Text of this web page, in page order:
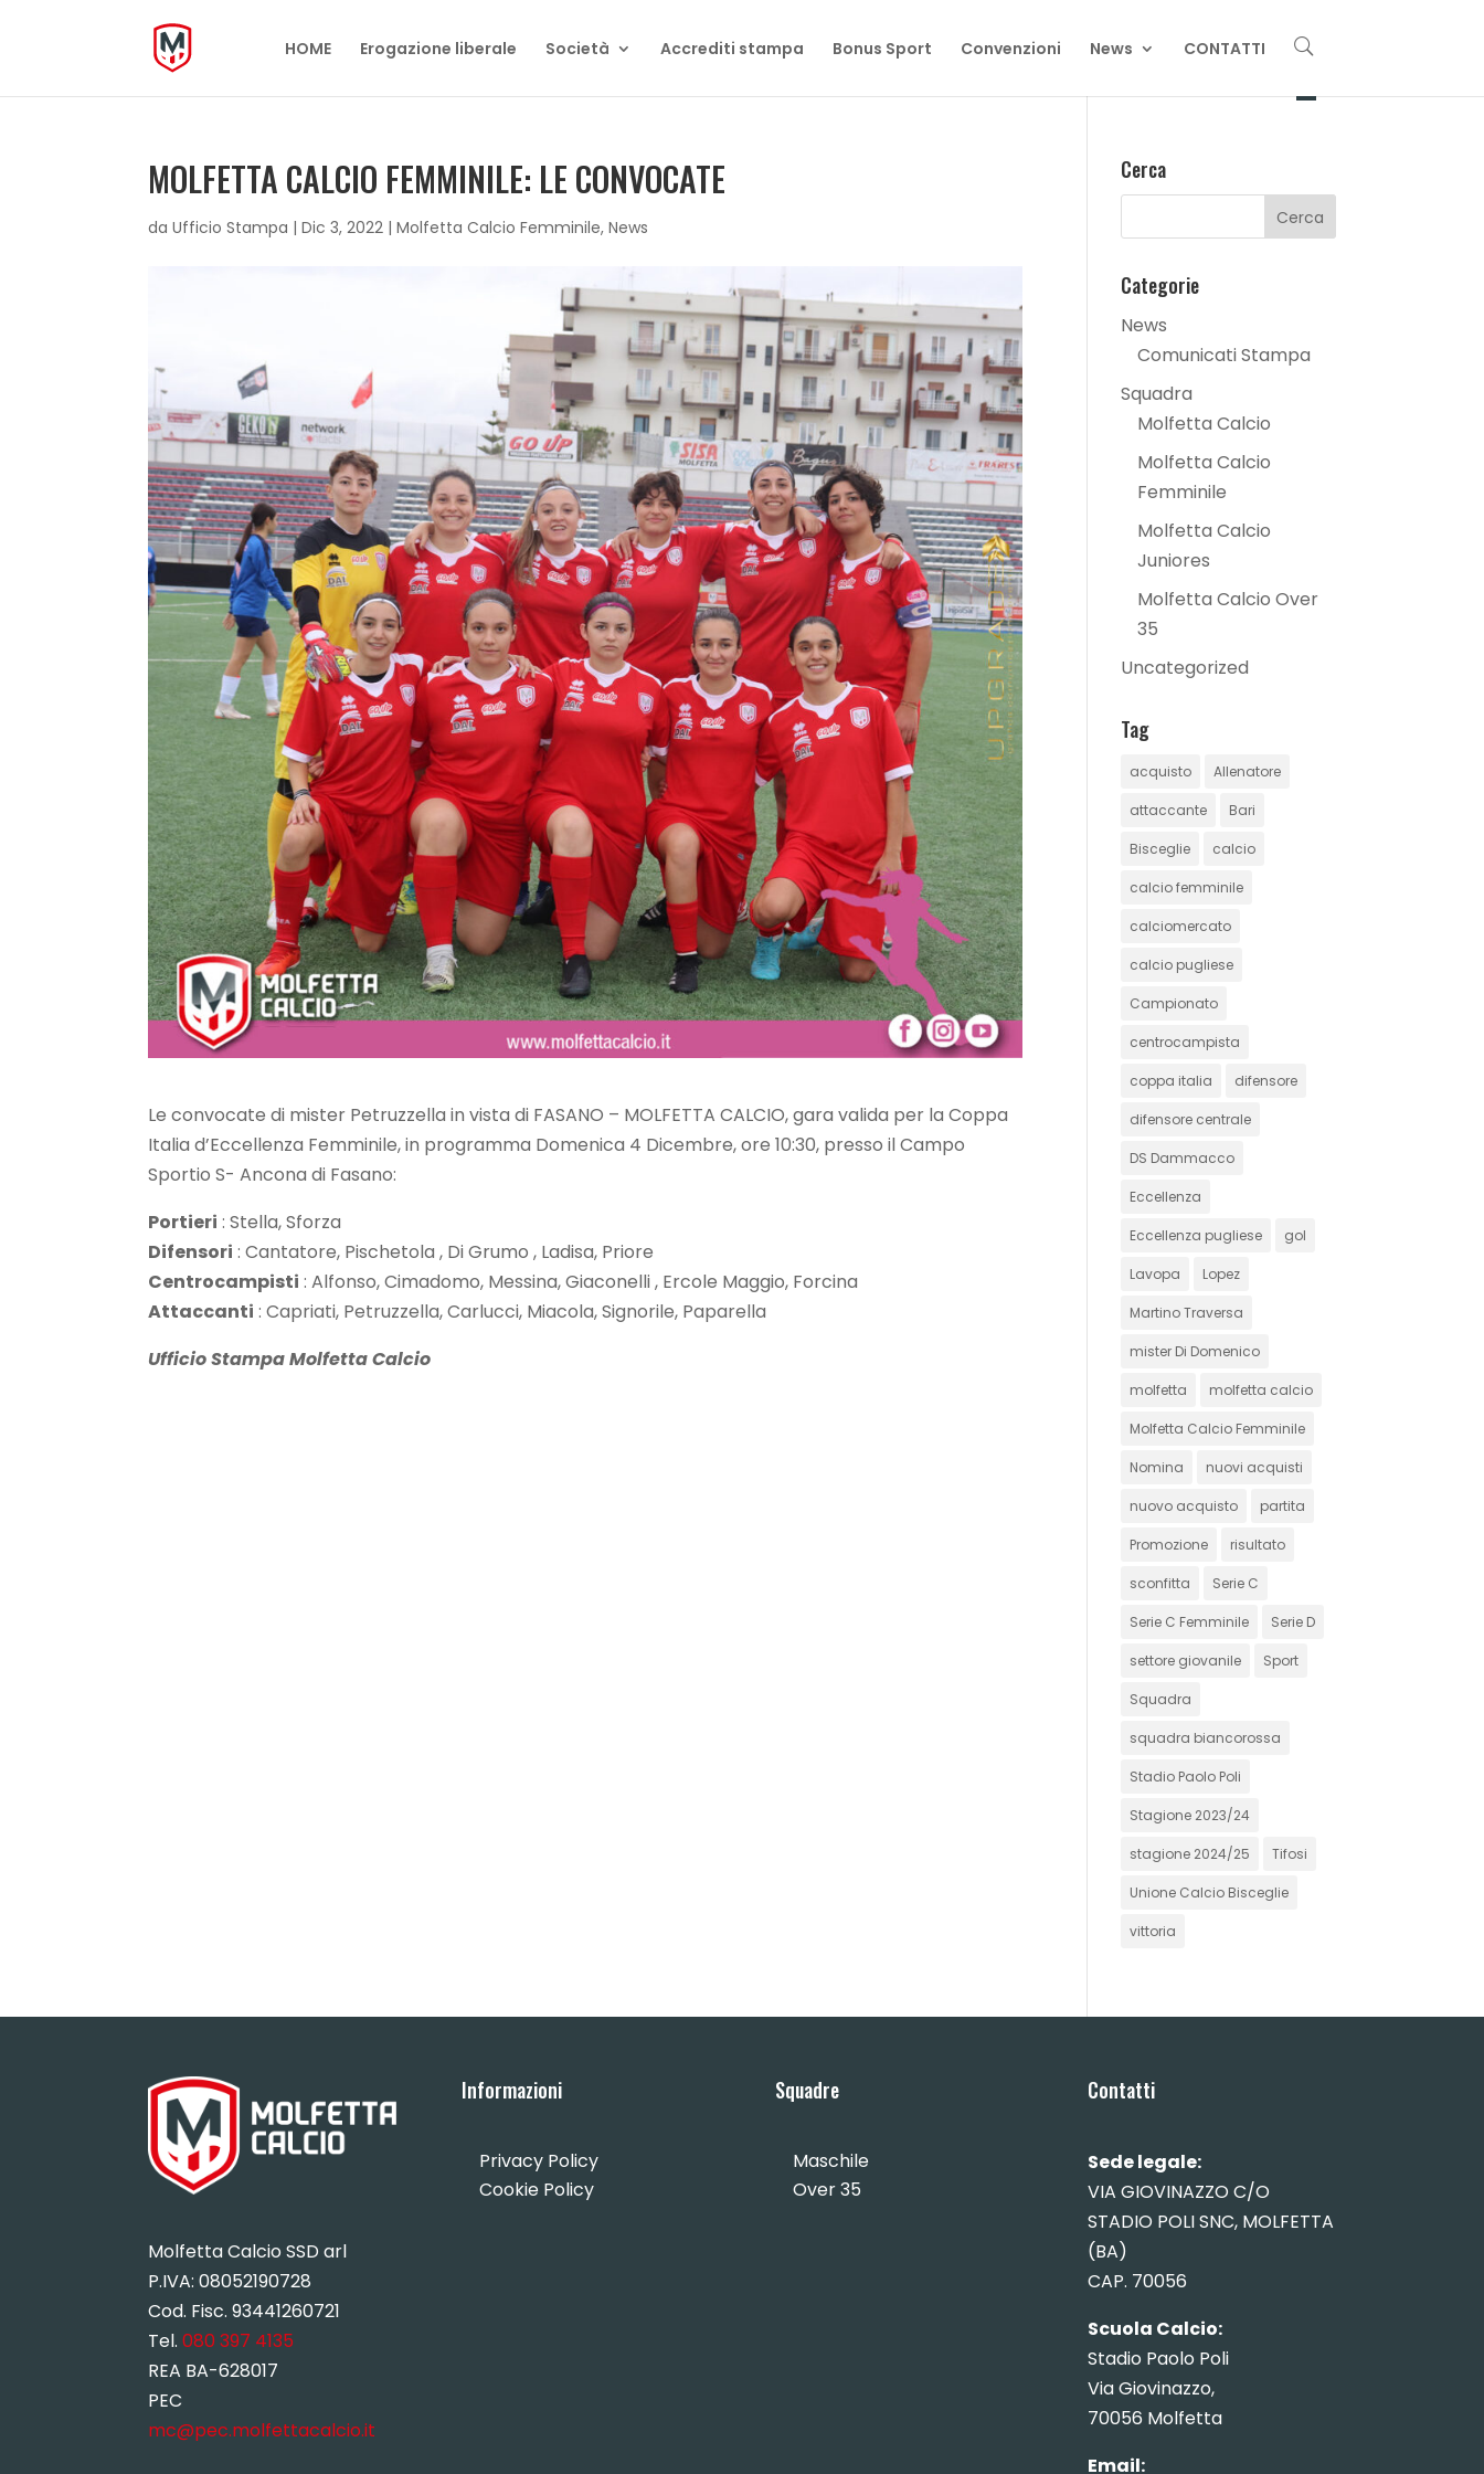
HOME Erogazione liberale Società Accrediti stampa Bonus Sport Convenzioni News CONTATTI U
MOLFETTA CALCIO FEMMINILE: LE CONVOCATE
daUfficio Stampa |Dic 3, 2022 |Molfetta Calcio Femminile,News
Le convocate di mister Petruzzella in vista di FASANO – MOLFETTA CALCIO, gara valida per la Coppa
Italia d’Eccellenza Femminile, in programma Domenica 4 Dicembre, ore 10:30, presso il Campo
Sportio S- Ancona di Fasano:
Portieri : Stella, Sforza
Difensori : Cantatore, Pischetola , Di Grumo , Ladisa, Priore
Centrocampisti : Alfonso, Cimadomo, Messina, Giaconelli , Ercole Maggio, Forcina
Attaccanti : Capriati, Petruzzella, Carlucci, Miacola, Signorile, Paparella
Ufficio Stampa Molfetta Calcio
Cerca
Categorie
News
Comunicati Stampa
Squadra
Molfetta Calcio
Molfetta Calcio
Femminile
Molfetta Calcio
Juniores
Molfetta Calcio Over
35
Uncategorized
Tag
acquisto Allenatore
attaccante Bari
Bisceglie calcio
calcio femminile
calciomercato
calcio pugliese
Campionato
centrocampista
coppa italia difensore
difensore centrale
DS Dammacco
Eccellenza
Eccellenza pugliese gol
Lavopa Lopez
Martino Traversa
mister Di Domenico
molfetta molfetta calcio
Molfetta Calcio Femminile
Nomina nuovi acquisti
nuovo acquisto partita
Promozione risultato
sconfitta Serie C
Serie C Femminile Serie D
settore giovanile Sport
Squadra
squadra biancorossa
Stadio Paolo Poli
Stagione 2023/24
stagione 2024/25 Tifosi
Unione Calcio Bisceglie
vittoria
Molfetta Calcio SSD arl
P.IVA:08052190728
Cod. Fisc. 93441260721
Tel.080 397 4135
REA BA-628017
PEC
mc@pec.molfettacalcio.it
Informazioni
Privacy Policy
Cookie Policy
Squadre
Maschile
Over 35
Contatti
Sede legale:
VIA GIOVINAZZO C/O
STADIO POLI SNC, MOLFETTA
(BA)
CAP. 70056
Scuola Calcio:
Stadio Paolo Poli
Via Giovinazzo,
70056 Molfetta
Email: